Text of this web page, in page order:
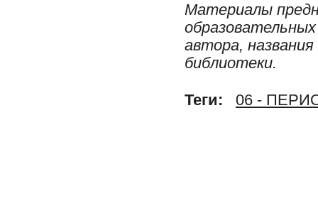
Материалы
автора,
библиотеки.
Теги: 06 -